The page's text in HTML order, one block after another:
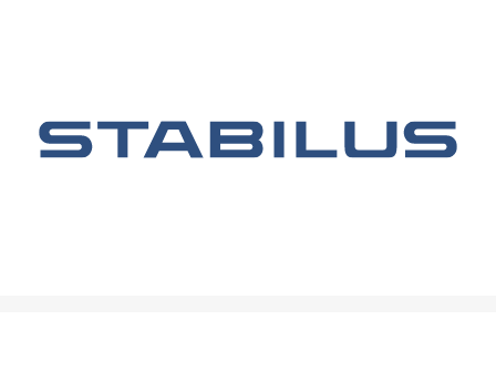
Weltmarktführer für Gasfedern & Dämpfungslösungen.